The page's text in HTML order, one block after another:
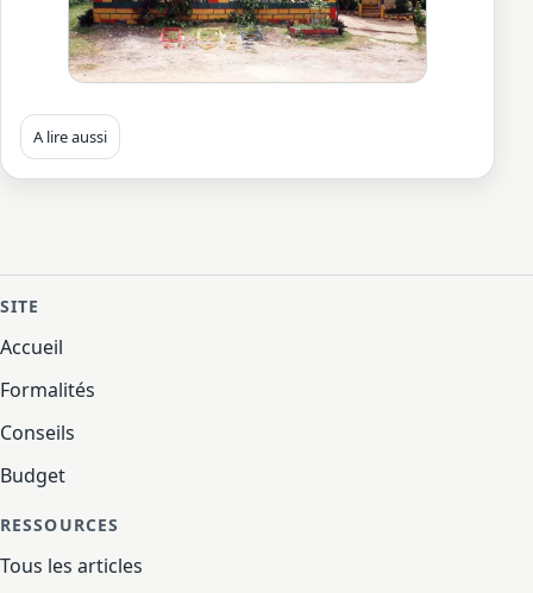
A lire aussi
SITE
Accueil
Formalités
Conseils
Budget
RESSOURCES
Tous les articles